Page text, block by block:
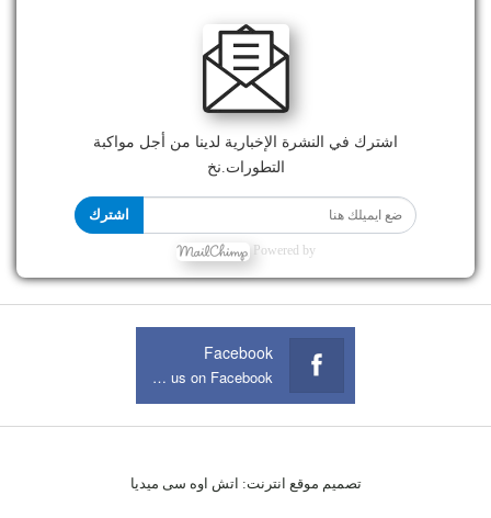
اشترك في النشرة الإخبارية لدينا من أجل مواكبة
التطورات.نخ
اشترك
Powered by
Facebook
Join us on Facebook
تصميم موقع انترنت: اتش اوه سى ميديا